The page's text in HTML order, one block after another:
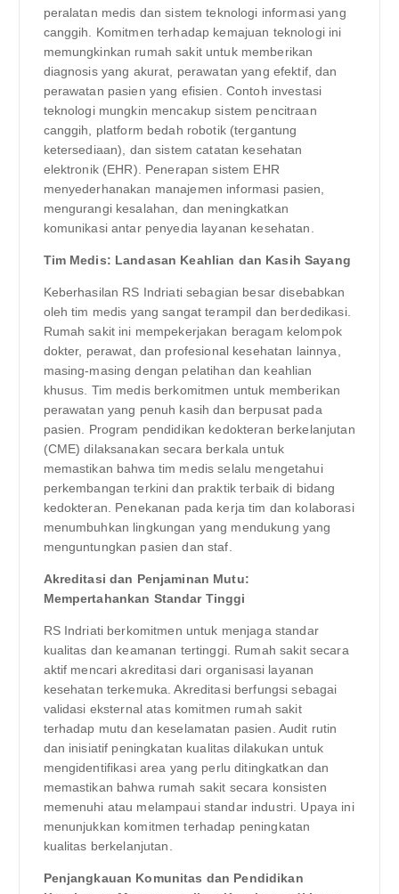
peralatan medis dan sistem teknologi informasi yang
canggih. Komitmen terhadap kemajuan teknologi ini
memungkinkan rumah sakit untuk memberikan
diagnosis yang akurat, perawatan yang efektif, dan
perawatan pasien yang efisien. Contoh investasi
teknologi mungkin mencakup sistem pencitraan
canggih, platform bedah robotik (tergantung
ketersediaan), dan sistem catatan kesehatan
elektronik (EHR). Penerapan sistem EHR
menyederhanakan manajemen informasi pasien,
mengurangi kesalahan, dan meningkatkan
komunikasi antar penyedia layanan kesehatan.
Tim Medis: Landasan Keahlian dan Kasih Sayang
Keberhasilan RS Indriati sebagian besar disebabkan
oleh tim medis yang sangat terampil dan berdedikasi.
Rumah sakit ini mempekerjakan beragam kelompok
dokter, perawat, dan profesional kesehatan lainnya,
masing-masing dengan pelatihan dan keahlian
khusus. Tim medis berkomitmen untuk memberikan
perawatan yang penuh kasih dan berpusat pada
pasien. Program pendidikan kedokteran berkelanjutan
(CME) dilaksanakan secara berkala untuk
memastikan bahwa tim medis selalu mengetahui
perkembangan terkini dan praktik terbaik di bidang
kedokteran. Penekanan pada kerja tim dan kolaborasi
menumbuhkan lingkungan yang mendukung yang
menguntungkan pasien dan staf.
Akreditasi dan Penjaminan Mutu:
Mempertahankan Standar Tinggi
RS Indriati berkomitmen untuk menjaga standar
kualitas dan keamanan tertinggi. Rumah sakit secara
aktif mencari akreditasi dari organisasi layanan
kesehatan terkemuka. Akreditasi berfungsi sebagai
validasi eksternal atas komitmen rumah sakit
terhadap mutu dan keselamatan pasien. Audit rutin
dan inisiatif peningkatan kualitas dilakukan untuk
mengidentifikasi area yang perlu ditingkatkan dan
memastikan bahwa rumah sakit secara konsisten
memenuhi atau melampaui standar industri. Upaya ini
menunjukkan komitmen terhadap peningkatan
kualitas berkelanjutan.
Penjangkauan Komunitas dan Pendidikan